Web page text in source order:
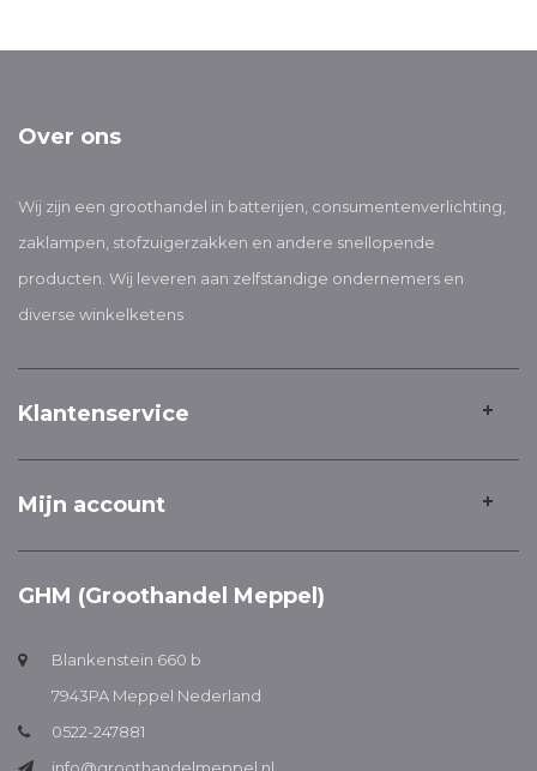
Over ons
Wij zijn een groothandel in batterijen, consumentenverlichting,
zaklampen, stofzuigerzakken en andere snellopende
producten. Wij leveren aan zelfstandige ondernemers en
diverse winkelketens
Klantenservice
Mijn account
GHM (Groothandel Meppel)
Blankenstein 660 b
7943PA Meppel Nederland
0522-247881